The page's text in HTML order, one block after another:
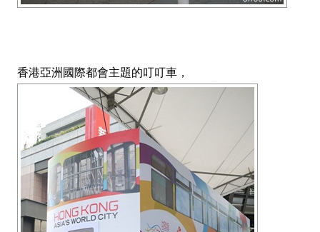
香港亞洲國際都會主題的叮叮車，